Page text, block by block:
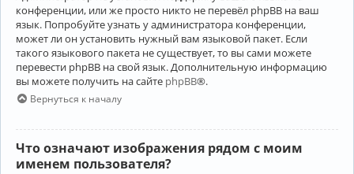
конференции, или же просто никто не перевёл phpBB на ваш
язык. Попробуйте узнать у администратора конференции,
может ли он установить нужный вам языковой пакет. Если
такого языкового пакета не существует, то вы сами можете
перевести phpBB на свой язык. Дополнительную информацию
вы можете получить на сайте phpBB®.
Вернуться к началу
Что означают изображения рядом с моим
именем пользователя?